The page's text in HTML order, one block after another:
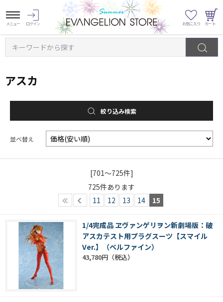
キーワードから探す
アスカ
絞り込み検索
並べ替え
[701～725件]
725件あります
11
12 13 14 15
1/4完成品 ヱヴァンゲリヲン新劇場版：破
アスカテスト用プラグスーツ【スマイル
Ver.】（ベルファイン）
43,780円